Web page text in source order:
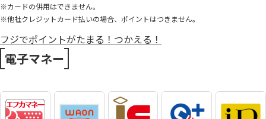
※カードの併用はできません。
※他社クレジットカード払いの場合、ポイントはつきません。
フジでポイントがたまる！つかえる！
電子マネー